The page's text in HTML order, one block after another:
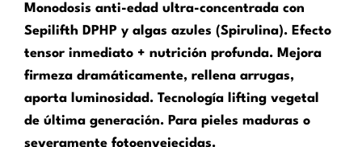
Monodosis anti-edad ultra-concentrada con
Sepilifth DPHP y algas azules (Spirulina). Efecto
tensor inmediato + nutrición profunda. Mejora
firmeza dramáticamente, rellena arrugas,
aporta luminosidad. Tecnología lifting vegetal
de última generación. Para pieles maduras o
severamente fotoenvejecidas.